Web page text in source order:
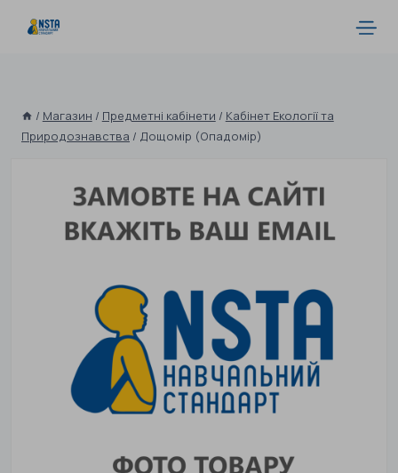
/ Магазин / Предметні кабінети / Кабінет Екології та
Природознавства / Дощомір (Опадомір)